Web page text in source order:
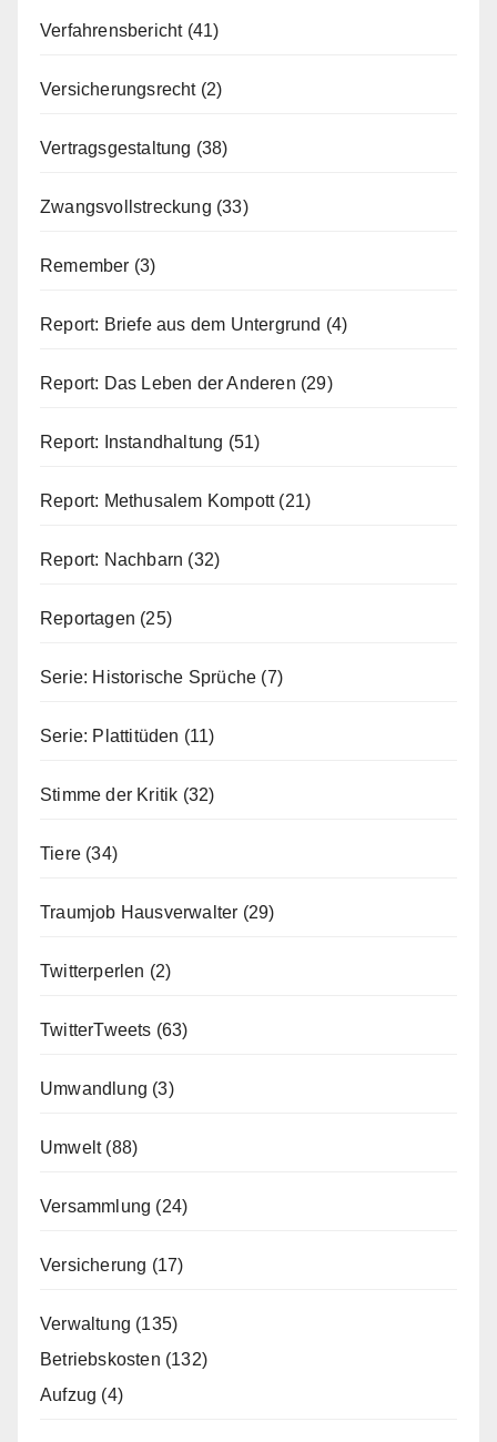
Verfahrensbericht(41)
Versicherungsrecht(2)
Vertragsgestaltung (38)
Zwangsvollstreckung (33)
Remember (3)
Report: Briefe aus dem Untergrund (4)
Report: Das Leben der Anderen (29)
Report: Instandhaltung (51)
Report: Methusalem Kompott(21)
Report: Nachbarn (32)
Reportagen (25)
Serie: Historische Sprüche (7)
Serie: Plattitüden (11)
Stimme der Kritik (32)
Tiere (34)
Traumjob Hausverwalter (29)
Twitterperlen (2)
TwitterTweets (63)
Umwandlung (3)
Umwelt(88)
Versammlung (24)
Versicherung (17)
Verwaltung (135)
Betriebskosten (132)
Aufzug (4)